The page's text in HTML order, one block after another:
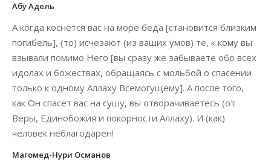
Абу Адель
А когда коснется вас на море беда [становится близким
погибель], (то) исчезают (из ваших умов) те, к кому вы
взывали помимо Него [вы сразу же забываете обо всех
идолах и божествах, обращаясь с мольбой о спасении
только к одному Аллаху Всемогущему]. А после того,
как Он спасет вас на сушу, вы отворачиваетесь (от
Веры, Единобожия и покорности Аллаху). И (как)
человек неблагодарен!
Магомед-Нури Османов